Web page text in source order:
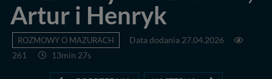
Artur i Henryk
ROZMOWY O MAZURACH
Data dodania 27.04.2026
261
13min 27s